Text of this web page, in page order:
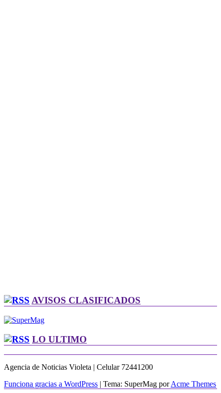
AVISOS CLASIFICADOS
LO ULTIMO
Agencia de Noticias Violeta | Celular 72441200
Funciona gracias a WordPress | Tema: SuperMag porAcme Themes